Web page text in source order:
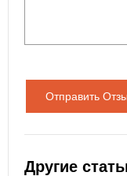
Отправить
Другие